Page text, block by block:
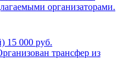
организаторами.
15 000 руб.
трансфер из